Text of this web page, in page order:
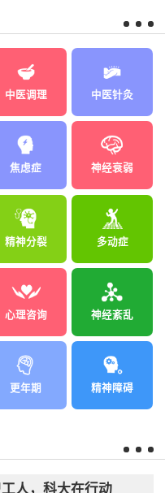
中医调理 中医针灸
焦虑症 神经衰弱
精神分裂 多动症
心理咨询 神经紊乱
更年期 精神障碍
人，科大在行动